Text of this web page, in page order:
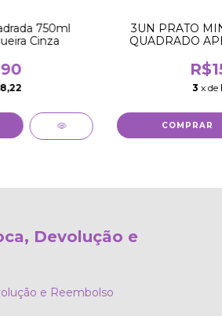
750ml
Cinza
3UN PRATO
QUADRADO
3 x de
Devolução e
e Reembolso